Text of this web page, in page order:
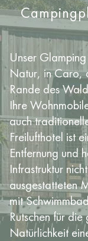
Unser
Natur, in Caro,
Rande des
Ihre
auch
Freilufthotel ist
Entfernung und
Infrastruktur
ausgestatteten
mit
Rutschen für
Natürlichkeit